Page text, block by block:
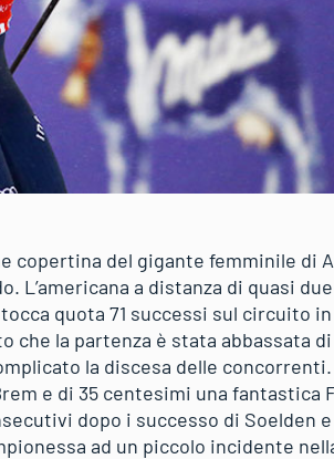
copertina del gigante femminile di
L’americana a distanza di quasi
quota 71 successi sul circuito in
che la partenza è stata abbassata
la discesa delle concorrenti.
e di 35 centesimi una fantastica
dopo i successo di Soelden
ad un piccolo incidente